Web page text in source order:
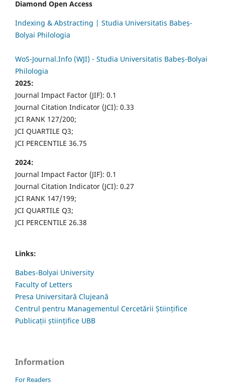
Diamond Open Access
Indexing & Abstracting | Studia Universitatis Babeș-
Bolyai Philologia
WoS-Journal.Info (WJI) - Studia Universitatis Babeș-Bolyai
Philologia
2025:
Journal Impact Factor (JIF): 0.1
Journal Citation Indicator (JCI): 0.33
JCI RANK 127/200;
JCI QUARTILE Q3;
JCI PERCENTILE 36.75
2024:
Journal Impact Factor (JIF): 0.1
Journal Citation Indicator (JCI): 0.27
JCI RANK 147/199;
JCI QUARTILE Q3;
JCI PERCENTILE 26.38
Links:
Babes-Bolyai University
Faculty of Letters
Presa Universitară Clujeană
Centrul pentru Managementul Cercetării Științifice
Publicații științifice UBB
Information
For Readers